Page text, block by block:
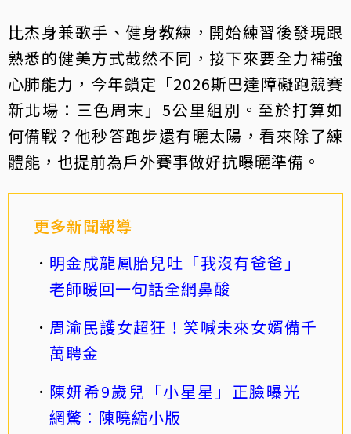
比杰身兼歌手、健身教練，開始練習後發現跟
熟悉的健美方式截然不同，接下來要全力補強
心肺能力，今年鎖定「2026斯巴達障礙跑競賽
新北場：三色周末」5公里組別。至於打算如
何備戰？他秒答跑步還有曬太陽，看來除了練
體能，也提前為戶外賽事做好抗曝曬準備。
更多新聞報導
明金成龍鳳胎兒吐「我沒有爸爸」
老師暖回一句話全網鼻酸
周渝民護女超狂！笑喊未來女婿備千
萬聘金
陳妍希9歲兒「小星星」正臉曝光
網驚：陳曉縮小版